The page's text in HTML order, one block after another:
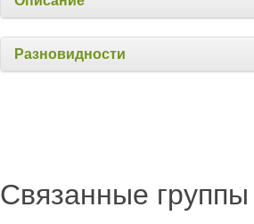
Разновидности
Связанные